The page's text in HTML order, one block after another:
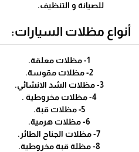
للصيانة و التنظيف.
أنواع مظلات السيارات:
1- مظلات معلقة.
2- مظلات مقوسة.
3- مظلات الشد الانشائي.
4- مظلات مخروطية .
5- مظلات قبة.
6- مظلات هرمية.
7- مظلات الجناح الطائر.
8- مظلة قبة مخروطية.